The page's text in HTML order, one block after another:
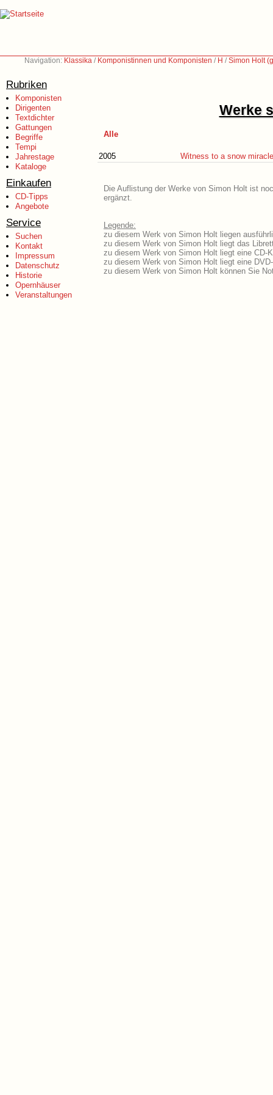
Navigation: Klassika / Komponistinnen und Komponisten / H /Simon Holt
Rubriken
Komponisten
Dirigenten
Textdichter
Gattungen
Begriffe
Tempi
Jahrestage
Kataloge
Einkaufen
CD-Tipps
Angebote
Service
Suchen
Kontakt
Impressum
Datenschutz
Historie
Opernhäuser
Veranstaltungen
Werke
Alle
2005 Witness to a snow miracle
Die Auflistung der Werke von Simon Holt ist
ergänzt.
Legende:
zu diesem Werk von Simon Holt liegen
zu diesem Werk von Simon Holt liegt das
zu diesem Werk von Simon Holt liegt eine CD-
zu diesem Werk von Simon Holt liegt eine
zu diesem Werk von Simon Holt können Sie